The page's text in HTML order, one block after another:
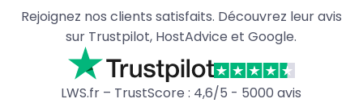
Rejoignez nos clients satisfaits. Découvrez leur avis
sur Trustpilot, HostAdvice et Google.
LWS.fr – TrustScore : 4,6/5 - 5000 avis